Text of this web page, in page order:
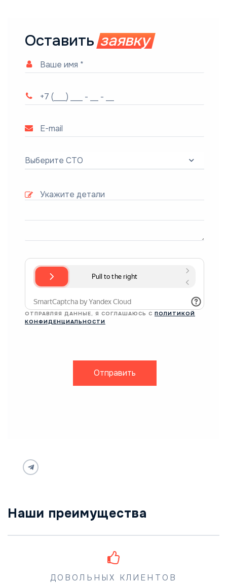
Оставить заявку
Выберите СТО
ОТПРАВЛЯЯ ДАННЫЕ, Я СОГЛАШАЮСЬ С ПОЛИТИКОЙ
КОНФИДЕНЦИАЛЬНОСТИ
Отправить
Наши преимущества
ДОВОЛЬНЫХ КЛИЕНТОВ